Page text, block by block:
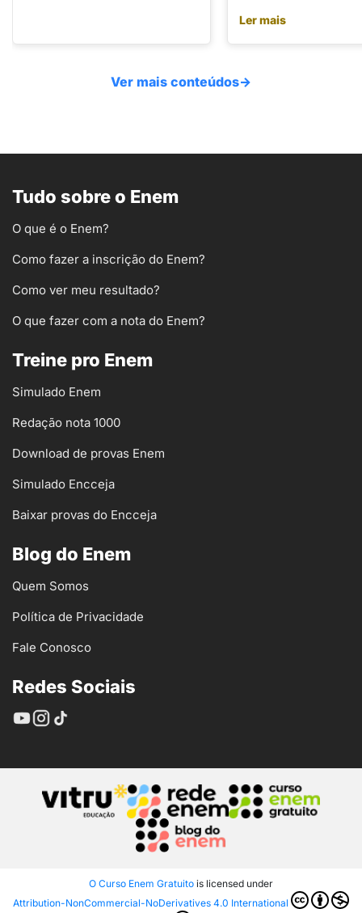
Ler mais
Ver mais conteúdos→
Tudo sobre o Enem
O que é o Enem?
Como fazer a inscrição do Enem?
Como ver meu resultado?
O que fazer com a nota do Enem?
Treine pro Enem
Simulado Enem
Redação nota 1000
Download de provas Enem
Simulado Encceja
Baixar provas do Encceja
Blog do Enem
Quem Somos
Política de Privacidade
Fale Conosco
Redes Sociais
O Curso Enem Gratuito is licensed under
Attribution-NonCommercial-NoDerivatives 4.0 International